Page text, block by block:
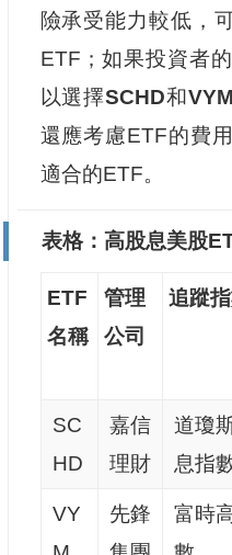
險承受能力較低，
ETF；如果投資者
以選擇SCHD和VYM
還應考慮ETF的費
適合的ETF。
表格：高股息美股
ETF
名稱
管理
公司
追蹤
SC
HD
嘉信
理財
道瓊
息指
VY
先鋒
富時